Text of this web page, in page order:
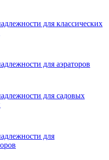
для классических
для аэраторов
для садовых
для